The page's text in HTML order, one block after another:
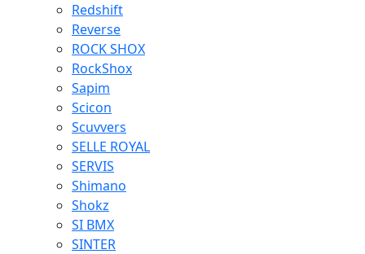
Redshift
Reverse
ROCK SHOX
RockShox
Sapim
Scicon
Scuvvers
SELLE ROYAL
SERVIS
Shimano
Shokz
SI BMX
SINTER